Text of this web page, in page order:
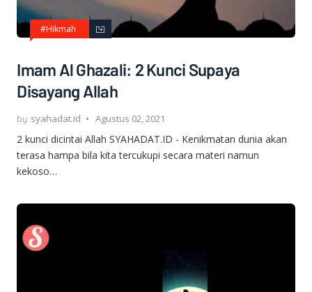
#Hikmah
Imam Al Ghazali: 2 Kunci Supaya
Disayang Allah
syahadat.id Agustus 02, 2021
2 kunci dicintai Allah SYAHADAT.ID - Kenikmatan dunia akan
terasa hampa bila kita tercukupi secara materi namun
kekoso…